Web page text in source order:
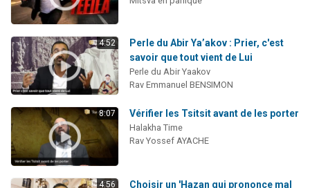
4:52
Perle du Abir Ya’akov : Prier, c'est
savoir que tout vient de Lui
Perle du Abir Yaakov
Rav Emmanuel BENSIMON
8:07 Vérifier les Tsitsit avant de les porter
Halakha Time
Rav Yossef AYACHE
4:56
Choisir un 'Hazan qui prononce mal